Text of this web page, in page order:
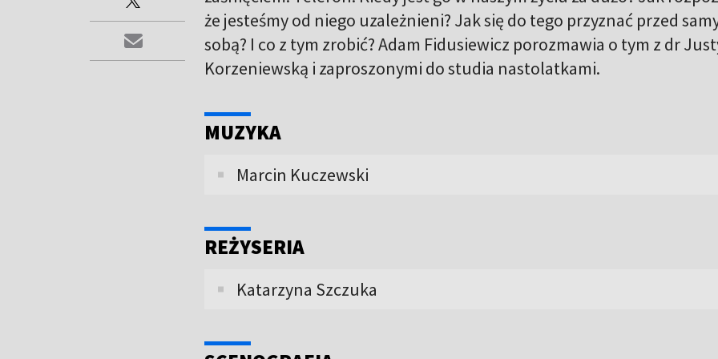
że jesteśmy od niego uzależnieni? Jak się do tego przyznać przed
sobą? I co z tym zrobić? Adam Fidusiewicz porozmawia o tym z dr
Korzeniewską i zaproszonymi do studia nastolatkami.
MUZYKA
Marcin Kuczewski
REŻYSERIA
Katarzyna Szczuka